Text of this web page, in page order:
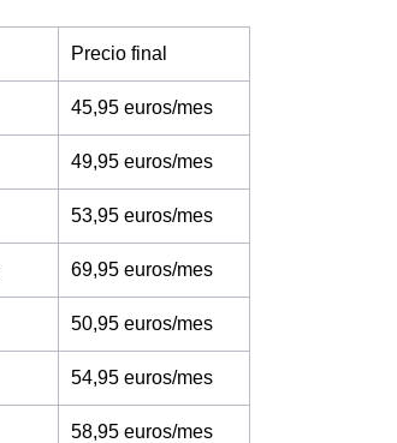
Precio final
45,95 euros/mes
49,95 euros/mes
53,95 euros/mes
69,95 euros/mes
50,95 euros/mes
54,95 euros/mes
58,95 euros/mes